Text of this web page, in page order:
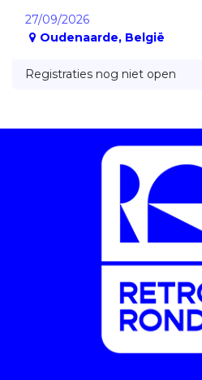
27/09/2026
Oudenaarde, België
Registraties nog niet open